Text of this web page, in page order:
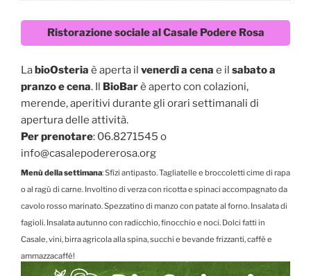
Ristorazione sociale al Casale Podere Rosa
LabioOsteria è aperta il venerdì a cena e il sabato a
pranzo e cena. Il BioBarè aperto con colazioni,
merende, aperitivi durante gli orari settimanali di
apertura delle attività.
Per prenotare: 06.8271545 o
info@casalepodererosa.org
Menù della settimana: Sfìzi antipasto. Tagliatelle e broccoletti cime di rapa
o al ragù di carne. Involtino di verza con ricotta e spinaci accompagnato da
cavolo rosso marinato. Spezzatino di manzo con patate al forno. Insalata di
fagioli. Insalata autunno con radicchio, finocchio e noci. Dolci fatti in
Casale, vini, birra agricola alla spina, succhi e bevande frizzanti, caffè e
ammazzacaffè!